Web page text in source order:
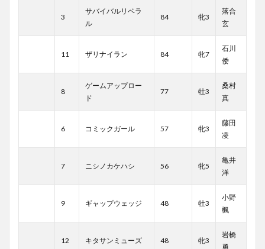
3
サバイバルリベラ
ル
84 牝3
落合
玄
11 ザリナイラン 84 牝7
石川
倭
8
ゲームアップロー
ド
77 牡3
桑村
真
6 コミックガール 57 牝3
藤田
凌
7 ニシノカケハシ 56 牝5
亀井
洋
9 ギャップウェッジ 48 牡3
小野
楓
12 キタサンミューズ 48 牝3
岩橋
勇